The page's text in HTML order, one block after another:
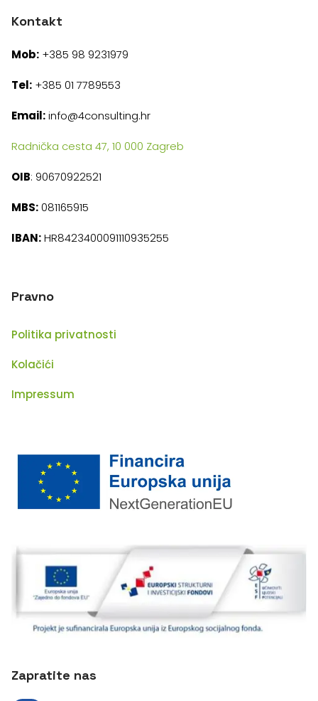
Kontakt
Mob: +385 98 9231979
Tel: +385 01 7789553
Email:info@4consulting.hr
Radnička cesta 47, 10 000 Zagreb
OIB: 90670922521
MBS:081165915
IBAN:HR8423400091110935255
Pravno
Politika privatnosti
Kolačići
Impressum
Zapratite nas